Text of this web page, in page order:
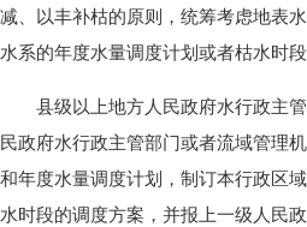
减、以丰补枯的原则，统筹考虑地表
水系的年度水量调度计划或者枯水时段
县级以上地方人民政府水行政主管
民政府水行政主管部门或者流域管理
和年度水量调度计划，制订本行政区
水时段的调度方案，并报上一级人民